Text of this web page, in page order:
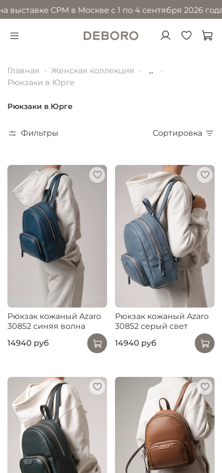
CPM в Москве с 1 по 4 сентября 2026 года
Главная Женская коллекция
...
Рюкзаки в Юрге
Рюкзаки в Юрге
Фильтры Сортировка
Рюкзак кожаный Azaro
30852 синяя волна
14940 руб
Рюкзак кожаный Azaro
30852 серый свет
14940 руб